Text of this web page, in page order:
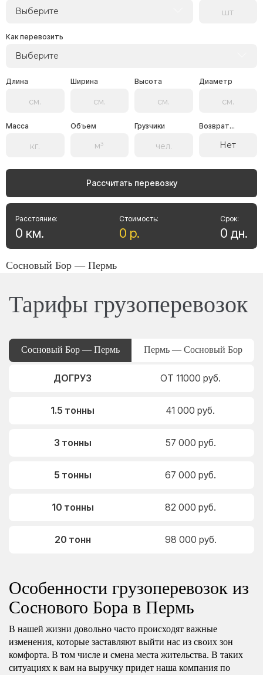
Выберите
Как перевозить
Выберите
Длина Ширина Высота Диаметр
Масса Объем Грузчики Возврат...
Нет
Рассчитать перевозку
Стоимость:
0 р.
Расстояние:
0 км.
Срок:
0 дн.
Сосновый Бор — Пермь
Тарифы грузоперевозок
Сосновый Бор — Пермь Пермь — Сосновый Бор
ДОГРУЗ ОТ 11000 руб.
1.5 тонны 41 000 руб.
3 тонны 57 000 руб.
5 тонны 67 000 руб.
10 тонны 82 000 руб.
20 тонн 98 000 руб.
Особенности грузоперевозок из
Соснового Бора в Пермь
В нашей жизни довольно часто происходят важные
изменения, которые заставляют выйти нас из своих зон
комфорта. В том числе и смена места жительства. В таких
ситуациях к вам на выручку придет наша компания по